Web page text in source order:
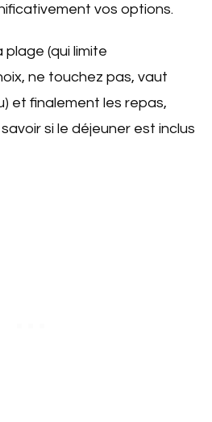
vos options.
plage (qui limite
ne touchez pas, vaut
et finalement les repas,
si le déjeuner est inclus